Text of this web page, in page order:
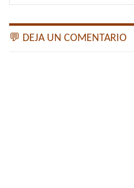
💬 DEJA UN COMENTARIO